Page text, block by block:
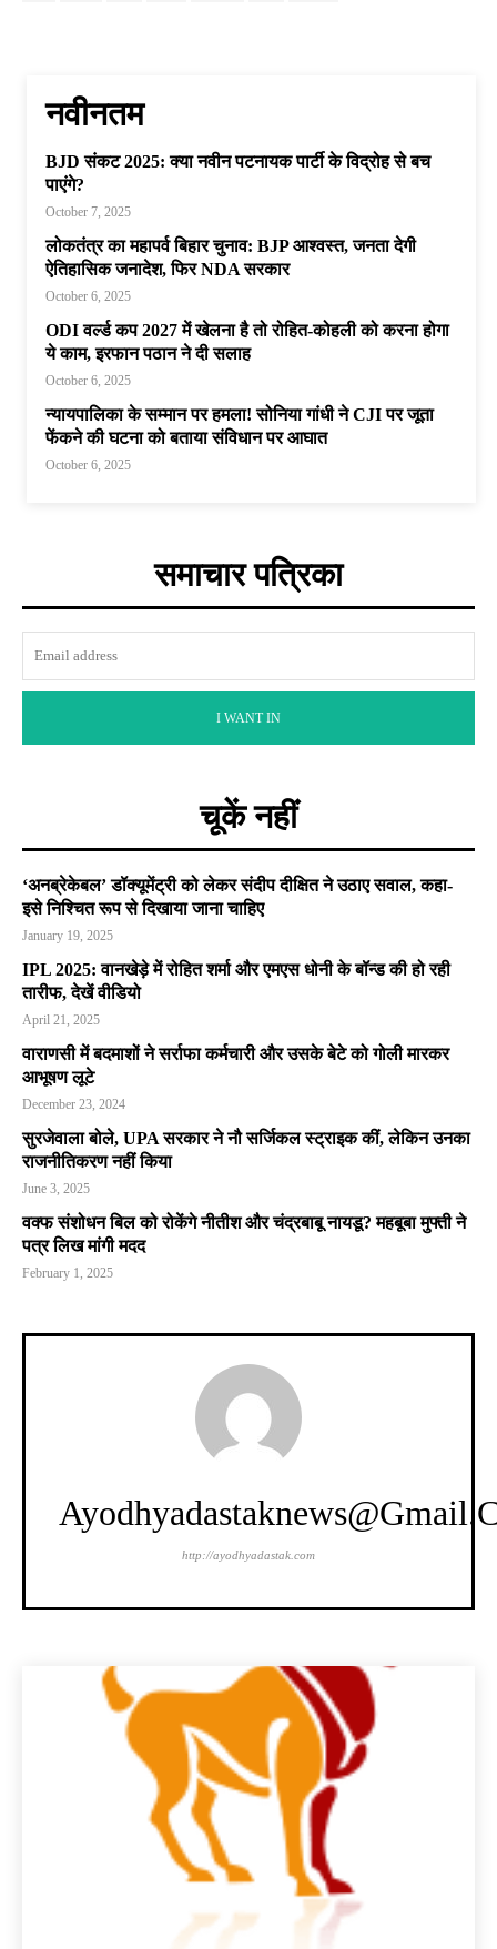
नवीनतम
BJD संकट 2025: क्या नवीन पटनायक पार्टी के विद्रोह से बच
पाएंगे?
October 7, 2025
लोकतंत्र का महापर्व बिहार चुनाव: BJP आश्वस्त, जनता देगी
ऐतिहासिक जनादेश, फिर NDA सरकार
October 6, 2025
ODI वर्ल्ड कप 2027 में खेलना है तो रोहित-कोहली को करना होगा
ये काम, इरफान पठान ने दी सलाह
October 6, 2025
न्यायपालिका के सम्मान पर हमला! सोनिया गांधी ने CJI पर जूता
फेंकने की घटना को बताया संविधान पर आघात
October 6, 2025
समाचार पत्रिका
I WANT IN
चूकें नहीं
‘अनब्रेकेबल’ डॉक्यूमेंट्री को लेकर संदीप दीक्षित ने उठाए सवाल, कहा-
इसे निश्चित रूप से दिखाया जाना चाहिए
January 19, 2025
IPL 2025: वानखेड़े में रोहित शर्मा और एमएस धोनी के बॉन्ड की हो रही
तारीफ, देखें वीडियो
April 21, 2025
वाराणसी में बदमाशों ने सर्राफा कर्मचारी और उसके बेटे को गोली मारकर
आभूषण लूटे
December 23, 2024
सुरजेवाला बोले, UPA सरकार ने नौ सर्जिकल स्ट्राइक कीं, लेकिन उनका
राजनीतिकरण नहीं किया
June 3, 2025
वक्फ संशोधन बिल को रोकेंगे नीतीश और चंद्रबाबू नायडू? महबूबा मुफ्ती ने
पत्र लिख मांगी मदद
February 1, 2025
http://ayodhyadastak.com